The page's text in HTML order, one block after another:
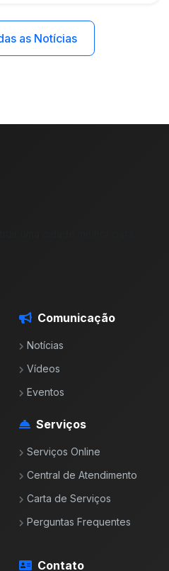
as Notícias
Comunicação
Notícias
Vídeos
Eventos
Serviços
Serviços Online
Central de Atendimento
Carta de Serviços
Perguntas Frequentes
Contato